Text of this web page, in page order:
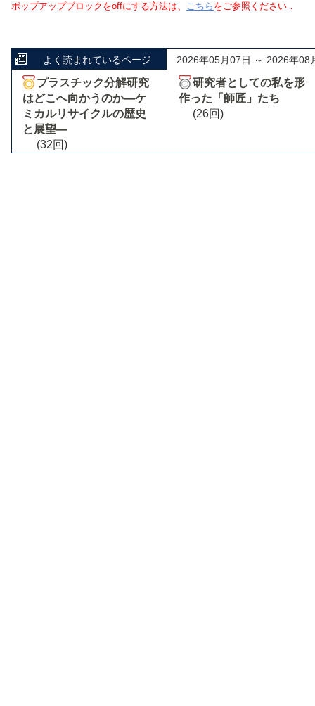
ポップアップブロックをoffにする方法は、 こちら をご参照ください．
よく読まれているページ 2026年05月07日 ～ 2026年08
プラスチック分解研究
はどこへ向かうのか―ケ
ミカルリサイクルの歴史
と展望―
(32回)
研究者としての私を形
作った「師匠」たち
(26回)